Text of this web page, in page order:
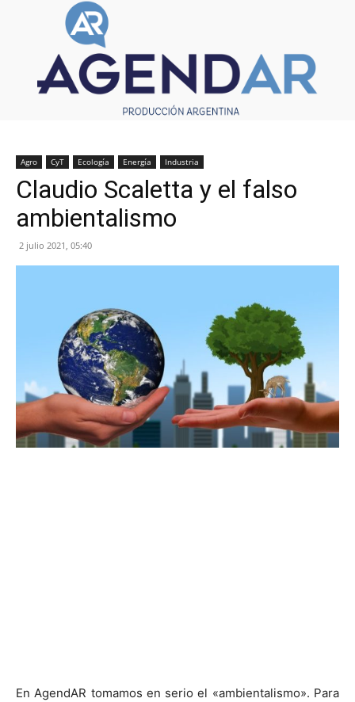
Agro CyT Ecología Energía Industria
Claudio Scaletta y el falso
ambientalismo
2 julio 2021, 05:40
En AgendAR tomamos en serio el «ambientalismo». Para